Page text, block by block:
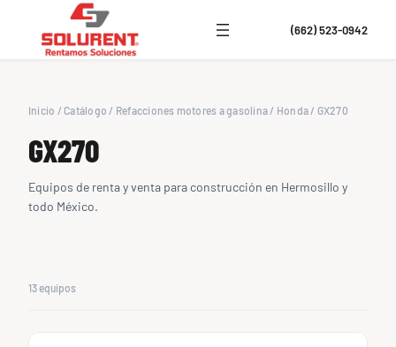
(662) 523-0942
Inicio / Catálogo / Refacciones motores a gasolina / Honda/ GX270
GX270
Equipos de renta y venta para construcción en Hermosillo y
todo México.
13 equipos